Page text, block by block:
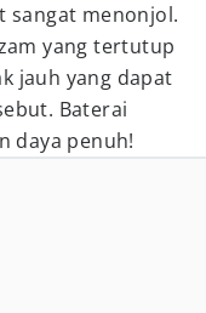
sangat menonjol.
yang tertutup
jauh yang dapat
Baterai
daya penuh!